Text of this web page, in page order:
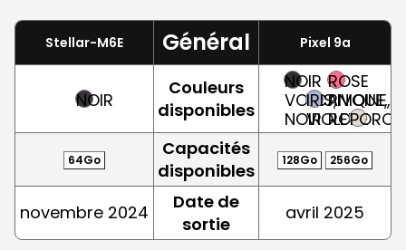
Stellar-M6E Général Pixel 9a
NOIR
Couleurs
disponibles
NOIR
VOLCANIQUE,
NOIR
IRIS,
VIOLET
ROSE
PIVOINE,
ROSE
64Go
Capacités
disponibles
128Go 256Go
novembre 2024
Date de
sortie
avril 2025